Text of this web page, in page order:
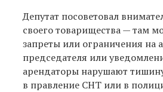
Депутат посоветовал
своего товарищества — там
запреты или ограничения на
председателя или
арендаторы нарушают
в правление СНТ или в